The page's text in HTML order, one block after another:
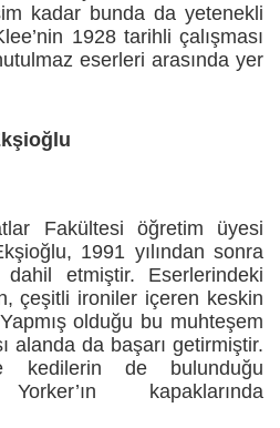
kadar bunda da yetenekli
1928 tarihli çalışması
eserleri arasında yer
Fakültesi öğretim üyesi
1991 yılından sonra
dahil etmiştir. Eserlerindeki
çeşitli ironiler içeren keskin
olduğu bu muhteşem
alanda da başarı getirmiştir.
kedilerin de bulunduğu
kapaklarında